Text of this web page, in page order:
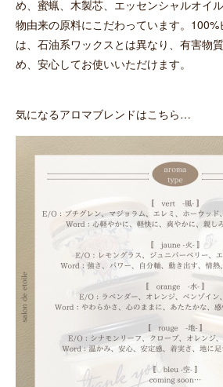
め、蜜蝋、木製芯、エッセンシャルオイ
物由来の原料にこだわっています。
は、石油系ワックスとは異なり、有害物
め、安心してお使いいただけます。
気になるアロマブレンドはこちら…